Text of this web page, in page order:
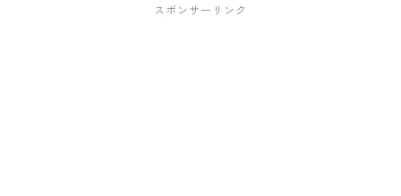
スポンサーリンク